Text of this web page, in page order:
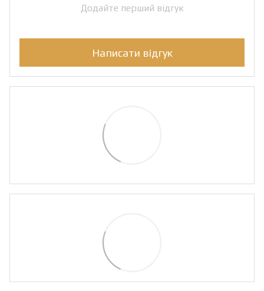
Додайте перший відгук
Написати відгук